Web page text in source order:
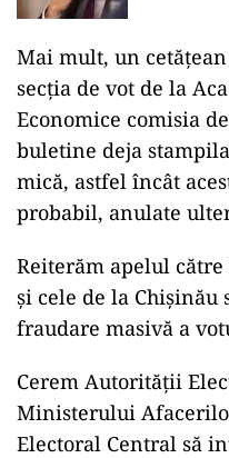
Mai mult, un
secția de vot de la
Economice comisia
buletine deja
mică, astfel încât
probabil, anulate
Reiterăm apelul
și cele de la Chișinău
fraudare masivă a
Cerem Autorității
Ministerului
Electoral Central să